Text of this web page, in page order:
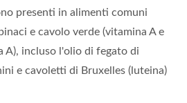
presenti in alimenti comuni
e cavolo verde (vitamina A e
A), incluso l'olio di fegato di
e cavoletti di Bruxelles (luteina)